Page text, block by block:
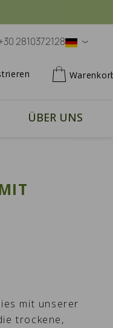
2810372128
ÜBER UNS
mit unserer
trockene,